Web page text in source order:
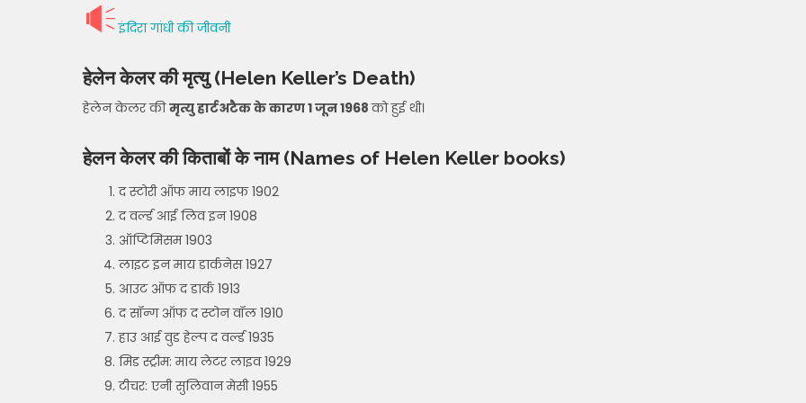
इंदिरा गांधी की जीवनी
हेलेन केलर की मृत्यु(Helen Keller’s Death)
हेलेन केलर कीमृत्यु हार्टअटैक के कारण 1 जून 1968को हुई थी।
हेलन केलर की किताबों के नाम (Names of Helen Keller books)
द स्टोरी ऑफ माय लाइफ 1902
द वर्ल्ड आई लिव इन 1908
ऑप्टिमिसम 1903
लाइट इन माय डार्कनेस 1927
आउट ऑफ द डार्क 1913
द सॉन्ग ऑफ द स्टोन वॉल 1910
हाउ आई वुड हेल्प द वर्ल्ड 1935
मिड स्ट्रीम: माय लेटर लाइव 1929
टीचर: एनी सुलिवान मेसी 1955